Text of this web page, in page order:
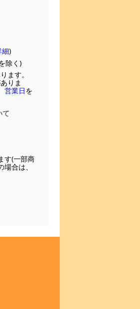
細)
除く)
ます。
りま
営業日を
て
す(一部商
合は、